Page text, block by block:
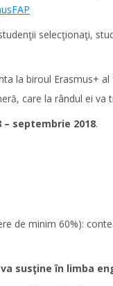
selecţionaţi,
la biroul Erasmus+
care la rândul ei va
– septembrie 2018.
de minim 60%):
susţine în limba